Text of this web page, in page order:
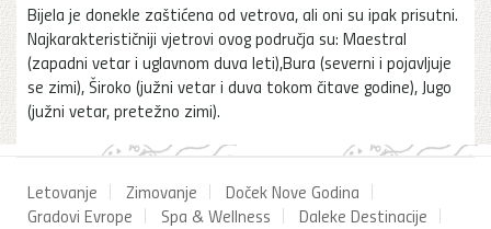
Bijela je donekle zaštićena od vetrova, ali oni su ipak prisutni.
Najkarakterističniji vjetrovi ovog područja su: Maestral
(zapadni vetar i uglavnom duva leti),Bura (severni i pojavljuje
se zimi), Široko (južni vetar i duva tokom čitave godine), Jugo
(južni vetar, pretežno zimi).
Letovanje Zimovanje
Doček Nove Godina
Gradovi Evrope
Spa & Wellness Daleke Destinacije